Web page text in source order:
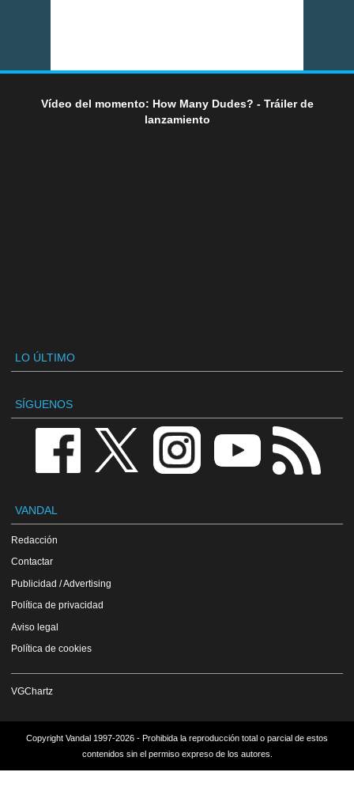
Vídeo del momento: How Many Dudes? - Tráiler de
lanzamiento
LO ÚLTIMO
SÍGUENOS
VANDAL
Redacción
Contactar
Publicidad / Advertising
Política de privacidad
Aviso legal
Política de cookies
VGChartz
Copyright Vandal 1997-2026 - Prohibida la reproducción total o parcial de estos
contenidos sin el permiso expreso de los autores.